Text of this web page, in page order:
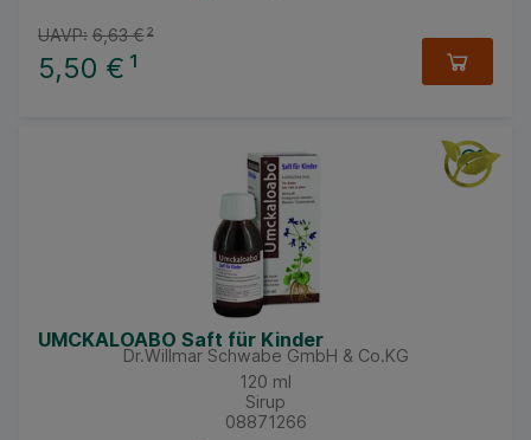
5,50 € ¹
UAVP: 6,63 €²
UMCKALOABO Saft für Kinder
Dr.Willmar Schwabe GmbH & Co.KG
120 ml
Sirup
08871266